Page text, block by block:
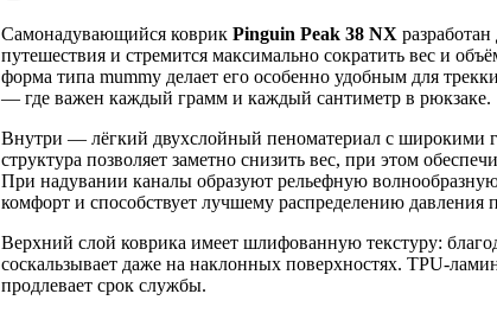
Самонадувающийся коврик Pinguin Peak 38 NX
путешествия и стремится максимально сократить вес и
форма типа mummy делает его особенно удобным для
— где важен каждый грамм и каждый сантиметр в рюкзаке.
Внутри — лёгкий двухслойный пеноматериал с широкими
структура позволяет заметно снизить вес, при этом
При надувании каналы образуют рельефную
комфорт и способствует лучшему распределению давления
Верхний слой коврика имеет шлифованную текстуру:
соскальзывает даже на наклонных поверхностях. TPU-
продлевает срок службы.